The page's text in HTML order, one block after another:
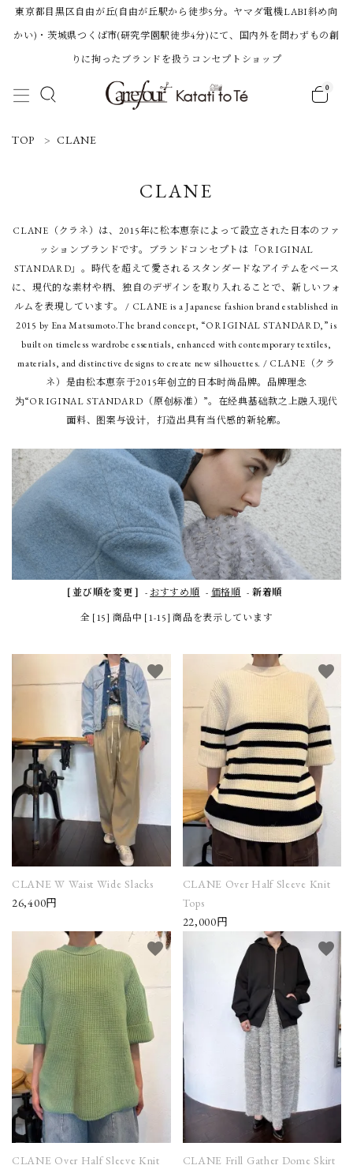
東京都目黒区自由が丘(自由が丘駅から徒歩5分。ヤマダ電機LABI斜め向
かい)・茨城県つくば市(研究学園駅徒歩4分)にて、国内外を問わずもの創
りに拘ったブランドを扱うコンセプトショップ
0
ACCOUNT MENU
新規会員登録
Category
BRAND
NEWS
Carrefour
Katati to Tè
TOP CLANE
CLANE
CLANE（クラネ）は、2015年に松本恵奈によって設立された日本のファ
ッションブランドです。ブランドコンセプトは「ORIGINAL
STANDARD」。時代を超えて愛されるスタンダードなアイテムをベース
に、現代的な素材や柄、独自のデザインを取り入れることで、新しいフォ
ルムを表現しています。 / CLANE is a Japanese fashion brand established in
2015 by Ena Matsumoto.The brand concept, “ORIGINAL STANDARD,” is
built on timeless wardrobe essentials, enhanced with contemporary textiles,
materials, and distinctive designs to create new silhouettes. / CLANE（クラ
ネ）是由松本恵奈于2015年创立的日本时尚品牌。品牌理念
为“ORIGINAL STANDARD（原创标准）”。在经典基础款之上融入现代
面料、图案与设计，打造出具有当代感的新轮廓。
[ 並び順を変更 ] - おすすめ順 - 価格順 - 新着順
全 [15] 商品中 [1-15] 商品を表示しています
CLANE W Waist Wide Slacks
26,400円
favorite
CLANE Over Half Sleeve Knit
Tops
22,000円
favorite
CLANE Over Half Sleeve Knit
favorite
CLANE Frill Gather Dome Skirt
favorite